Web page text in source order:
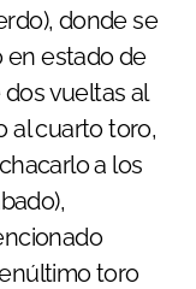
donde se
en estado de
vueltas al
al cuarto toro,
a los
toro